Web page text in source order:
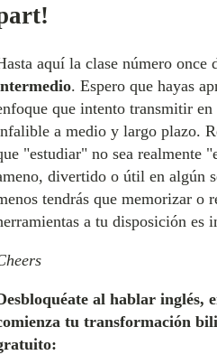
aquí la clase número once
. Espero que hayas
que intento transmitir en
a medio y largo plazo.
"estudiar" no sea realmente
divertido o útil en algún
tendrás que memorizar o
a tu disposición es
al hablar inglés,
tu transformación